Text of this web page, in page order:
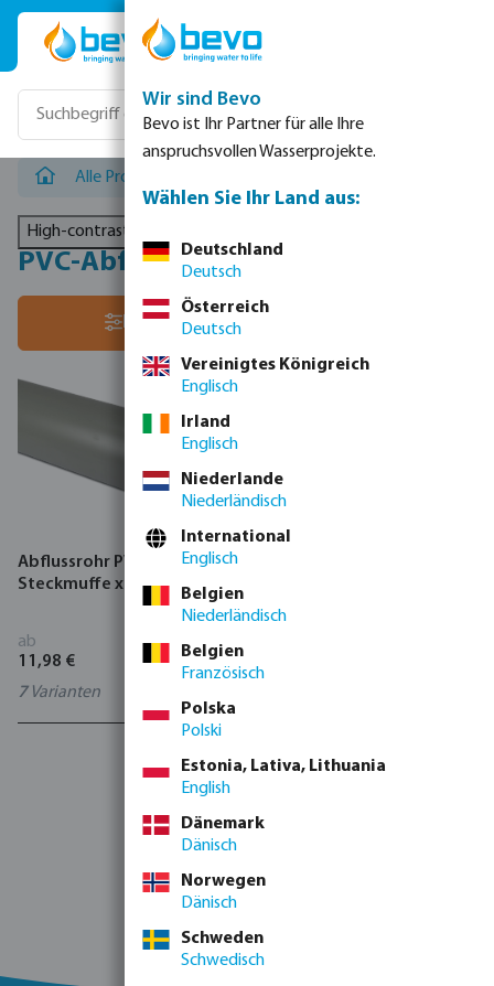
Zum Hauptinhalt springen
Alle Produkte
High-contrast mode
PVC-Abfluss-/Abwasserrohre - SN8
Filter Sortiere nach:
Abflussrohr PVC-U KOMO
Steckmuffe x Glatt Grau
ab
11,98 €
7Varianten
Wir sind Bevo
Bevo ist Ihr Partner für alle Ihre
anspruchsvollen Wasserprojekte.
Wählen Sie Ihr Land aus:
Deutschland
Deutsch
Österreich
Deutsch
Vereinigtes Königreich
Englisch
Irland
Englisch
Niederlande
Niederländisch
International
Englisch
Belgien
Niederländisch
Belgien
Französisch
Polska
Polski
Estonia, Lativa, Lithuania
English
Dänemark
Dänisch
Norwegen
Dänisch
Schweden
Schwedisch